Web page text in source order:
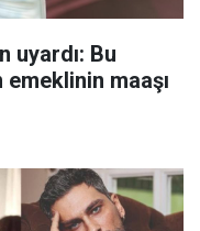
uyardı: Bu
maaşı